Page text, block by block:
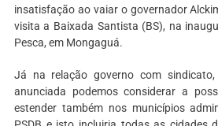
insatisfação ao vaiar o governador
visita a Baixada Santista (BS), na
Pesca, em Mongaguá.
Já na relação governo com
anunciada podemos considerar a
estender também nos municípios